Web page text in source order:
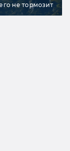
не тормозит